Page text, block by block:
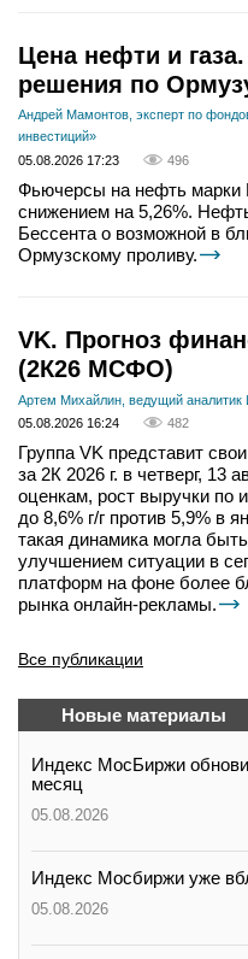
Цена нефти и
решения по
Андрей Мамонтов, эксперт по
инвестиций»
05.08.2026 17:23
496
Фьючерсы на нефть марки
снижением на 5,26%.
Бессента о возможной в
Ормузскому проливу.
VK. Прогноз
(2К26 МСФО)
Артем Михайлин, ведущий
05.08.2026 16:24
482
Группа VK представит
за 2К 2026 г. в четверг, 13
оценкам, рост выручки по
до 8,6% г/г против 5,9% в
такая динамика могла
улучшением ситуации в
платформ на фоне более
рынка онлайн-рекламы.
Все публикации
Новые материалы
Индекс МосБиржи
месяц
05.08.2026
Индекс Мосбиржи уже
05.08.2026